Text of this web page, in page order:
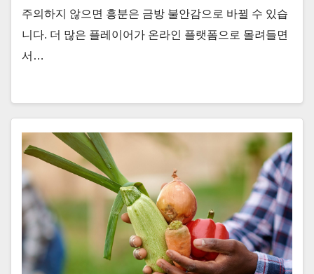
주의하지 않으면 흥분은 금방 불안감으로 바뀔 수 있습
니다. 더 많은 플레이어가 온라인 플랫폼으로 몰려들면
서…